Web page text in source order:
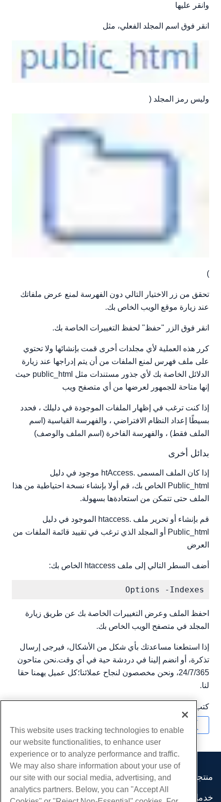
وانقر عليها
انقر فوق اسم المجلد الفعلي، مثل
وليس رمز المجلد (
)
تحقق من زر الاختيار التالي دون الفهرسة لمنع عرض ملفاتك
عند زيارة موقع الويب الخاص بك.
انقر فوق الزر "حفظ" لحفظ التغييرات الخاصة بك.
كرر هذه العملية لأي مجلدات أخرى قمت بإنشائها ولا تحتوي
على ملف فهرس لمنع الملفات من أن يتم إدراجها عند زيارة
الدلائل الخاصة بك لأي جذور مستندات مثل public_html حيث
إنها متاحة للجمهور لعرضها من أي متصفح ويب
إذا كنت ترغب في إظهار الملفات الموجودة في دليلك ، فحدد
بسيطًا إعداد النظام الافتراضي ، والفهرسة القياسية (اسم
الملف فقط) ، والفهرسة الفاخرة (اسم الملف والوصف)
بدائل أخرى
إذا كان الملف المسمى .htAccess موجود في دليل
Public_html الخاص بك، قم أولا بإنشاء نسخة احتياطية من هذا
الملف حتى تتمكن من استعادةها بسهولة.
قم بإنشاء أو تحرير ملف .htaccess الموجود في دليل
Public_html أو المجلد الذي ترغب في تقييد قائمة الملفات من
العرض
أضف السطر التالي إلى ملف htaccess الخاص بك:
Options -Indexes
احفظ الملف وعرض التغييرات الخاصة بك عن طريق زيارة
المجلد في متصفح الويب الخاص بك.
إذا استطعنا مساعدتك بأي شكل من الأشكال، فيرجى إرسال
تذكرة، أو انضم إلينا في دردشة حية في أي وقت.نحن متاحون
24/7/365، ونحن مخصصون لنجاح عملائنا؛كل عميل يهمنا حقا
لنا.
كتب بواسطة
منتجات
استضافة الموقع
خدمات
This website uses tracking technologies to enable
our website functionalities, to enhance user
experience or to analyze performance and traffic.
We may also share information about your use of
our site with our social media, advertising, and
analytics partners. Below, you can "Accept All